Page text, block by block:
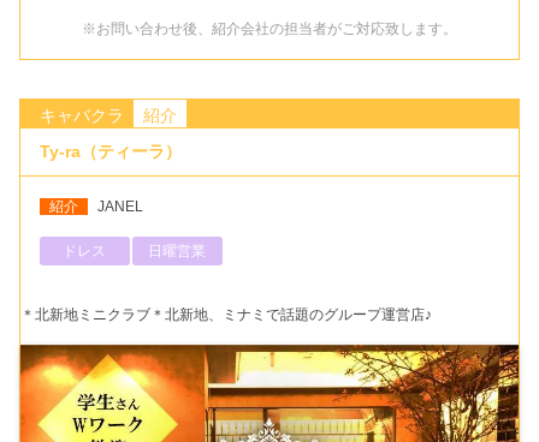
※お問い合わせ後、紹介会社の担当者がご対応致します。
キャバクラ
紹介
Ty-ra（ティーラ）
紹介 JANEL
ドレス 日曜営業
＊北新地ミニクラブ＊北新地、ミナミで話題のグループ運営店♪